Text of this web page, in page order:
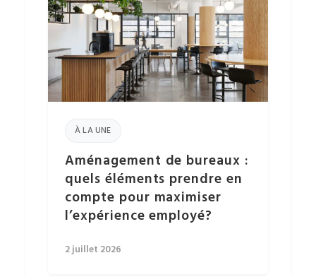
À LA UNE
Aménagement de bureaux :
quels éléments prendre en
compte pour maximiser
l’expérience employé?
2 juillet 2026